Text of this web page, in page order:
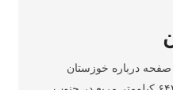
درباره خوزستان